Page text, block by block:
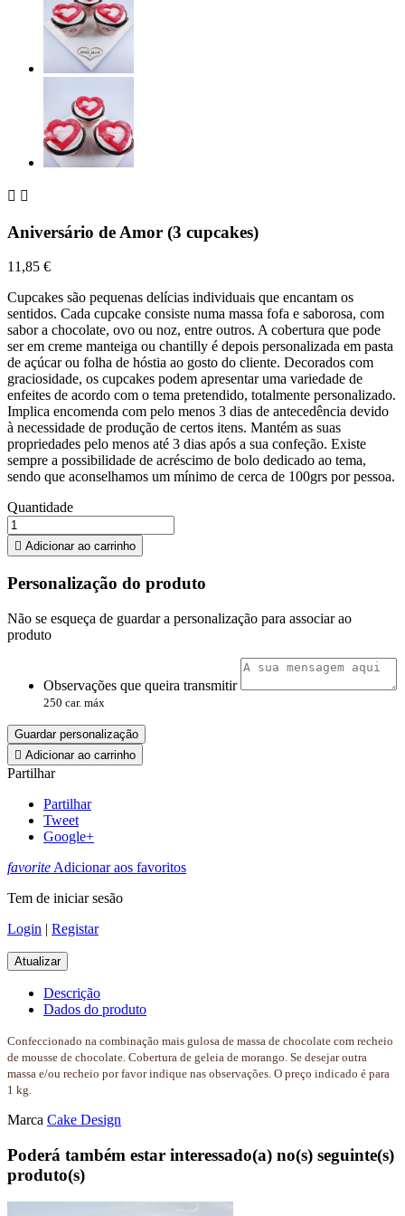
 
Aniversário de Amor (3 cupcakes)
11,85 €
Cupcakes são pequenas delícias individuais que encantam os
sentidos. Cada cupcake consiste numa massa fofa e saborosa, com
sabor a chocolate, ovo ou noz, entre outros. A cobertura que pode
ser em creme manteiga ou chantilly é depois personalizada em pasta
de açúcar ou folha de hóstia ao gosto do cliente. Decorados com
graciosidade, os cupcakes podem apresentar uma variedade de
enfeites de acordo com o tema pretendido, totalmente personalizado.
Implica encomenda com pelo menos 3 dias de antecedência devido
à necessidade de produção de certos itens. Mantém as suas
propriedades pelo menos até 3 dias após a sua confeção. Existe
sempre a possibilidade de acréscimo de bolo dedicado ao tema,
sendo que aconselhamos um mínimo de cerca de 100grs por pessoa.
Quantidade
 Adicionar ao carrinho
Personalização do produto
Não se esqueça de guardar a personalização para associar ao
produto
Observações que queira transmitir
250 car. máx
Guardar personalização
 Adicionar ao carrinho
Partilhar
Partilhar
Tweet
Google+
favorite Adicionar aos favoritos
Tem de iniciar sesão
Login | Registar
Descrição
Dados do produto
Confeccionado na combinação mais gulosa de massa de chocolate com recheio
de mousse de chocolate. Cobertura de geleia de morango. Se desejar outra
massa e/ou recheio por favor indique nas observações. O preço indicado é para
1 kg.
Marca Cake Design
Poderá também estar interessado(a) no(s) seguinte(s)
produto(s)